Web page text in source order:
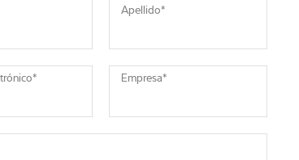
Apellido*
* Empresa*